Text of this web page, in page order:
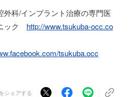
科/インプラント治療の専門医
ック http://www.tsukuba-occ.co
tsukuba.occ
シェアする